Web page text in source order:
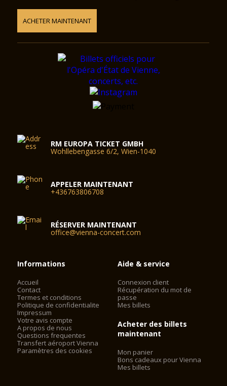
ACHETER MAINTENANT
RM EUROPA TICKET GMBH
Wohllebengasse 6/2, Wien-1040
APPELER MAINTENANT
+436763806708
RÉSERVER MAINTENANT
office@vienna-concert.com
Informations
Accueil
Contact
Termes et conditions
Politique de confidentialite
Impressum
Votre avis compte
A propos de nous
Questions frequentes
Transfert aéroport Vienna
Paramètres des cookies
Aide & service
Connexion client
Récupération du mot de
passe
Mes billets
Acheter des billets
maintenant
Mon panier
Bons cadeaux pour Vienna
Mes billets